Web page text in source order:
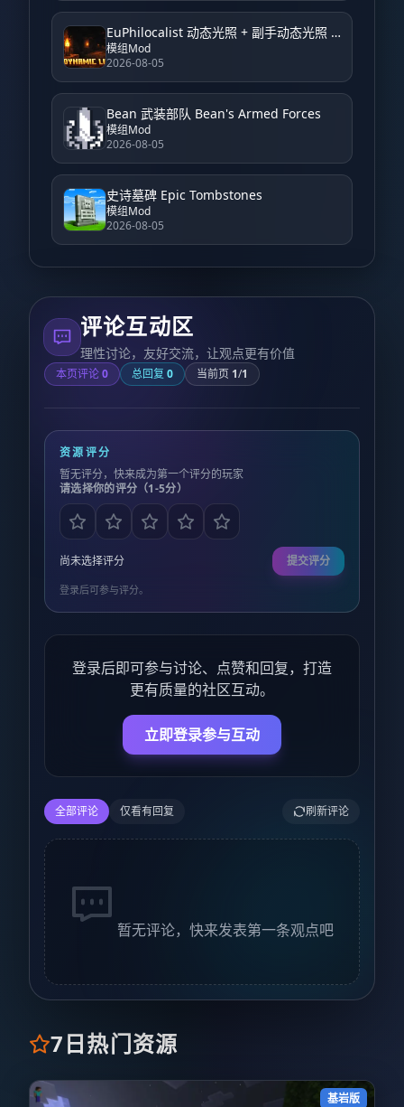
EuPhilocalist 动态光照 + 副手动态光照 EuPhilocalist Dynamic Light + Offhand Dynamic Light
模组Mod
2026-08-05
Bean 武装部队 Bean's Armed Forces
模组Mod
2026-08-05
史诗墓碑 Epic Tombstones
模组Mod
2026-08-05
评论互动区
理性讨论，友好交流，让观点更有价值
本页评论0 总回复 0 当前页 1/1
资源评分
暂无评分，快来成为第一个评分的玩家
请选择你的评分（1-5分）
尚未选择评分 提交评分
登录后可参与评分。
登录后即可参与讨论、点赞和回复，打造
更有质量的社区互动。
立即登录参与互动
全部评论 仅看有回复 刷新评论
暂无评论，快来发表第一条观点吧
7日热门资源
基岩版